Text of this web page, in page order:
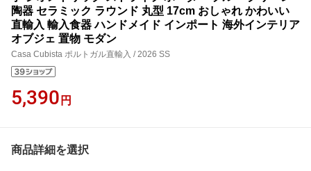
陶器 セラミック ラウンド 丸型 17cm おしゃれ かわいい
直輸入 輸入食器 ハンドメイド インポート 海外インテリア
オブジェ 置物 モダン
Casa Cubista ポルトガル直輸入 / 2026 SS
5,390 円
商品詳細を選択